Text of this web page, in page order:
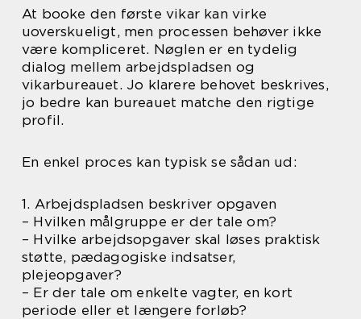
At booke den første vikar kan virke
uoverskueligt, men processen behøver ikke
være kompliceret. Nøglen er en tydelig
dialog mellem arbejdspladsen og
vikarbureauet. Jo klarere behovet beskrives,
jo bedre kan bureauet matche den rigtige
profil.
En enkel proces kan typisk se sådan ud:
1. Arbejdspladsen beskriver opgaven
– Hvilken målgruppe er der tale om?
– Hvilke arbejdsopgaver skal løses praktisk
støtte, pædagogiske indsatser,
plejeopgaver?
– Er der tale om enkelte vagter, en kort
periode eller et længere forløb?